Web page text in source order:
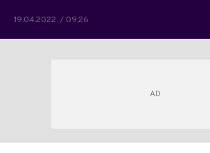
19.04.2022. / 09:26